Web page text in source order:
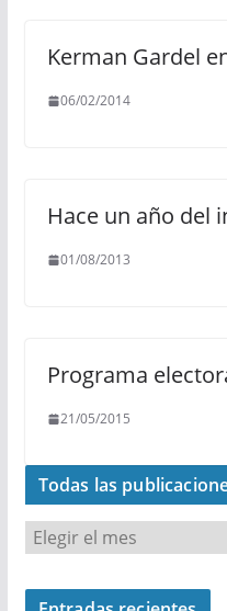
Kerman Gardel
06/02/2014
Hace un año del
01/08/2013
Programa
21/05/2015
Todas las
o
d